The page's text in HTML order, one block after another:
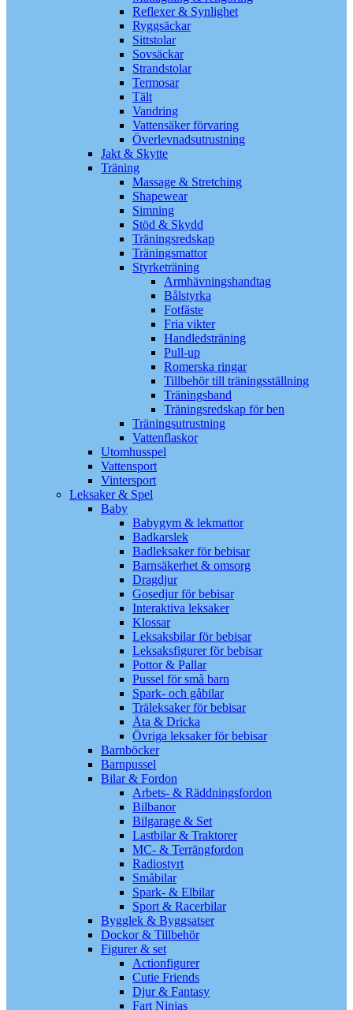
Reflexer & Synlighet
Ryggsäckar
Sittstolar
Sovsäckar
Strandstolar
Termosar
Tält
Vandring
Vattensäker förvaring
Överlevnadsutrustning
Jakt & Skytte
Träning
Massage & Stretching
Shapewear
Simning
Stöd & Skydd
Träningsredskap
Träningsmattor
Styrketräning
Armhävningshandtag
Bålstyrka
Fotfäste
Fria vikter
Handledsträning
Pull-up
Romerska ringar
Tillbehör till träningsställning
Träningsband
Träningsredskap för ben
Träningsutrustning
Vattenflaskor
Utomhusspel
Vattensport
Vintersport
Leksaker & Spel
Baby
Babygym & lekmattor
Badkarslek
Badleksaker för bebisar
Barnsäkerhet & omsorg
Dragdjur
Gosedjur för bebisar
Interaktiva leksaker
Klossar
Leksaksbilar för bebisar
Leksaksfigurer för bebisar
Pottor & Pallar
Pussel för små barn
Spark- och gåbilar
Träleksaker för bebisar
Äta & Dricka
Övriga leksaker för bebisar
Barnböcker
Barnpussel
Bilar & Fordon
Arbets- & Räddningsfordon
Bilbanor
Bilgarage & Set
Lastbilar & Traktorer
MC- & Terrängfordon
Radiostyrt
Småbilar
Spark- & Elbilar
Sport & Racerbilar
Bygglek & Byggsatser
Dockor & Tillbehör
Figurer & set
Actionfigurer
Cutie Friends
Djur & Fantasy
Fart Ninjas